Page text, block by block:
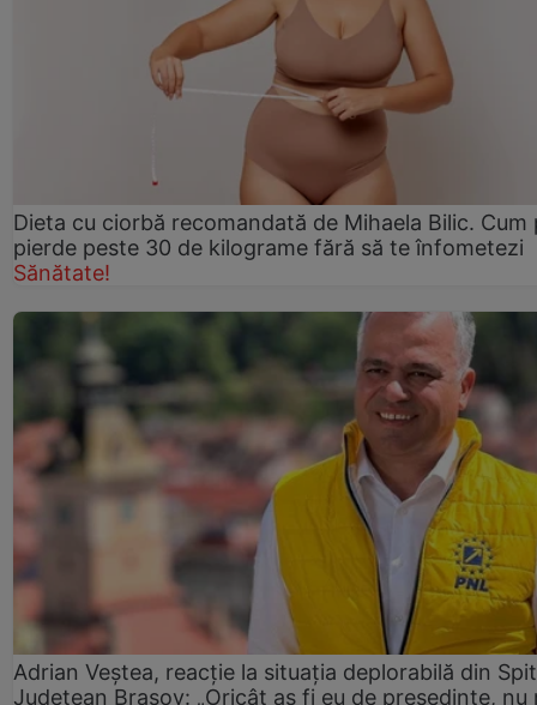
Dieta cu ciorbă recomandată de Mihaela Bilic. Cum
pierde peste 30 de kilograme fără să te înfometezi
Sănătate!
Adrian Veștea, reacție la situația deplorabilă din
Județean Brașov: „Oricât aș fi eu de președinte, nu